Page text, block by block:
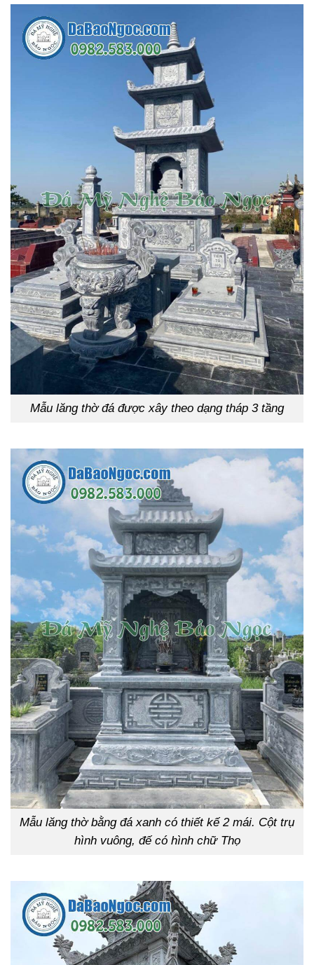
Mẫu lăng thờ đá được xây theo dạng tháp 3 tầng
Mẫu lăng thờ bằng đá xanh có thiết kế 2 mái. Cột trụ
hình vuông, đế có hình chữ Thọ